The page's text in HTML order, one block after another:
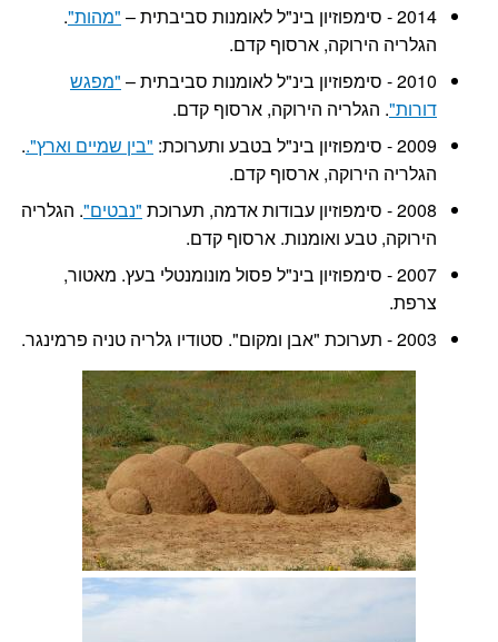
2014 - סימפוזיון בינ"ל לאומנות סביבתית –
"מהות".
הגלריה הירוקה, ארסוף קדם.
2010 - סימפוזיון בינ"ל לאומנות סביבתית –
"מפגש
דורות". הגלריה הירוקה, ארסוף קדם.
2009 - סימפוזיון בינ"ל בטבע ותערוכת:
"בין שמיים וארץ"..
הגלריה הירוקה, ארסוף קדם.
2008 - סימפוזיון עבודות אדמה, תערוכת
"נבטים". הגלריה
הירוקה, טבע ואומנות. ארסוף קדם.
2007 - סימפוזיון בינ"ל פסול מונומנטלי בעץ. מאטור,
צרפת.
2003 - תערוכת "אבן ומקום". סטודיו גלריה טניה פרמינגר.